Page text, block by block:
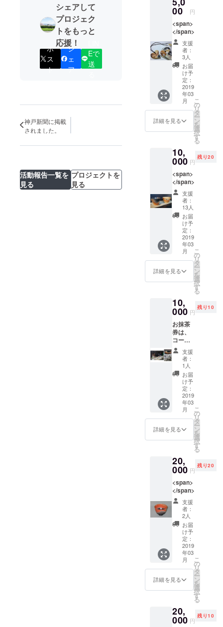
シェアして
プロジェク
トをもっと
応援！
ポ
ス
ト
シ
ェ
ア
Eで
送
神戸新聞に掲載
されました。
活動報告一覧を
見る
プロジェクトを
見る
00 円
<span>
</span>
支援
者：
3人
お届
け予
定：
2019
年03
月
詳細を見る
こ
の
リ
タ
ー
ン
を
選
択
す
る
10,
000 円
残り20
<span>
</span>
支援
者：
13人
お届
け予
定：
2019
年03
月
詳細を見る
こ
の
リ
タ
ー
ン
を
選
択
す
る
10,
000 円
残り10
お抹茶
券は、
コー
ヒー・
ジェ
ラート
へ変更
も可能
です。
体験陶
芸は３
月末以
降を予
定して
いま
す。ご
ただい
た方に
個別に
ご連絡
させて
いただ
き、日
程調整
をさせ
ていた
だきま
す。
支援
者：
1人
お届
け予
定：
2019
年03
月
詳細を見る
こ
の
リ
タ
ー
ン
を
選
択
す
る
20,
000 円
残り20
<span>
</span>
支援
者：
2人
お届
け予
定：
2019
年03
月
詳細を見る
こ
の
リ
タ
ー
ン
を
選
択
す
る
20,
000 円
残り10